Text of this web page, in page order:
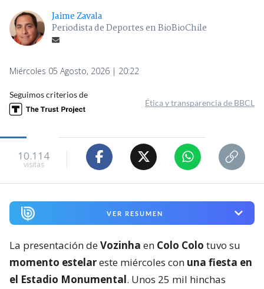
Jaime Zavala
Periodista de Deportes en BioBioChile
Miércoles 05 Agosto, 2026 | 20:22
Seguimos criterios de
Ética y transparencia de BBCL
10.114
visitas
VER RESUMEN
La presentación deVozinha en Colo Colo tuvo su
momento estelareste miércoles con una fiesta en
el Estadio Monumental. Unos 25 mil hinchas